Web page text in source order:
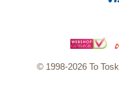
© 1998-2026 To